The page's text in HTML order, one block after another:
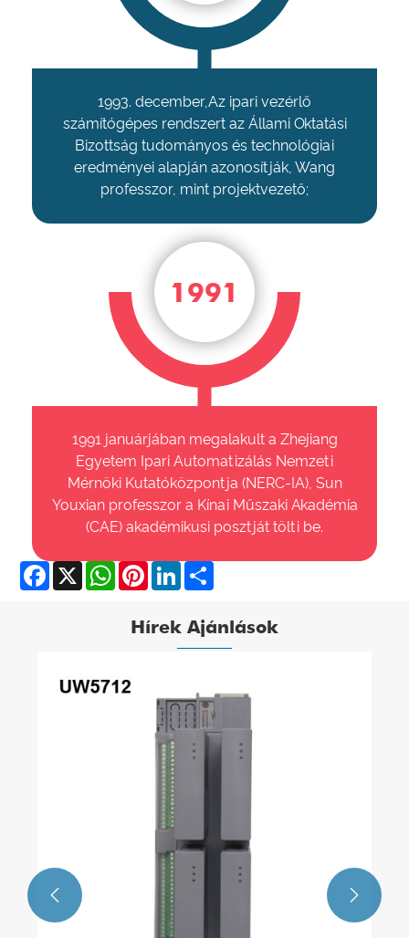
1993. december,Az ipari vezérlő
számítógépes rendszert az Állami Oktatási
Bizottság tudományos és technológiai
eredményei alapján azonosítják, Wang
professzor, mint projektvezető;
1991
1991 januárjában megalakult a Zhejiang
Egyetem Ipari Automatizálás Nemzeti
Mérnöki Kutatóközpontja (NERC-IA), Sun
Youxian professzor a Kínai Műszaki Akadémia
(CAE) akadémikusi posztját tölti be.
Facebook
X WhatsAppPinterestLinkedIn
Hírek Ajánlások
 